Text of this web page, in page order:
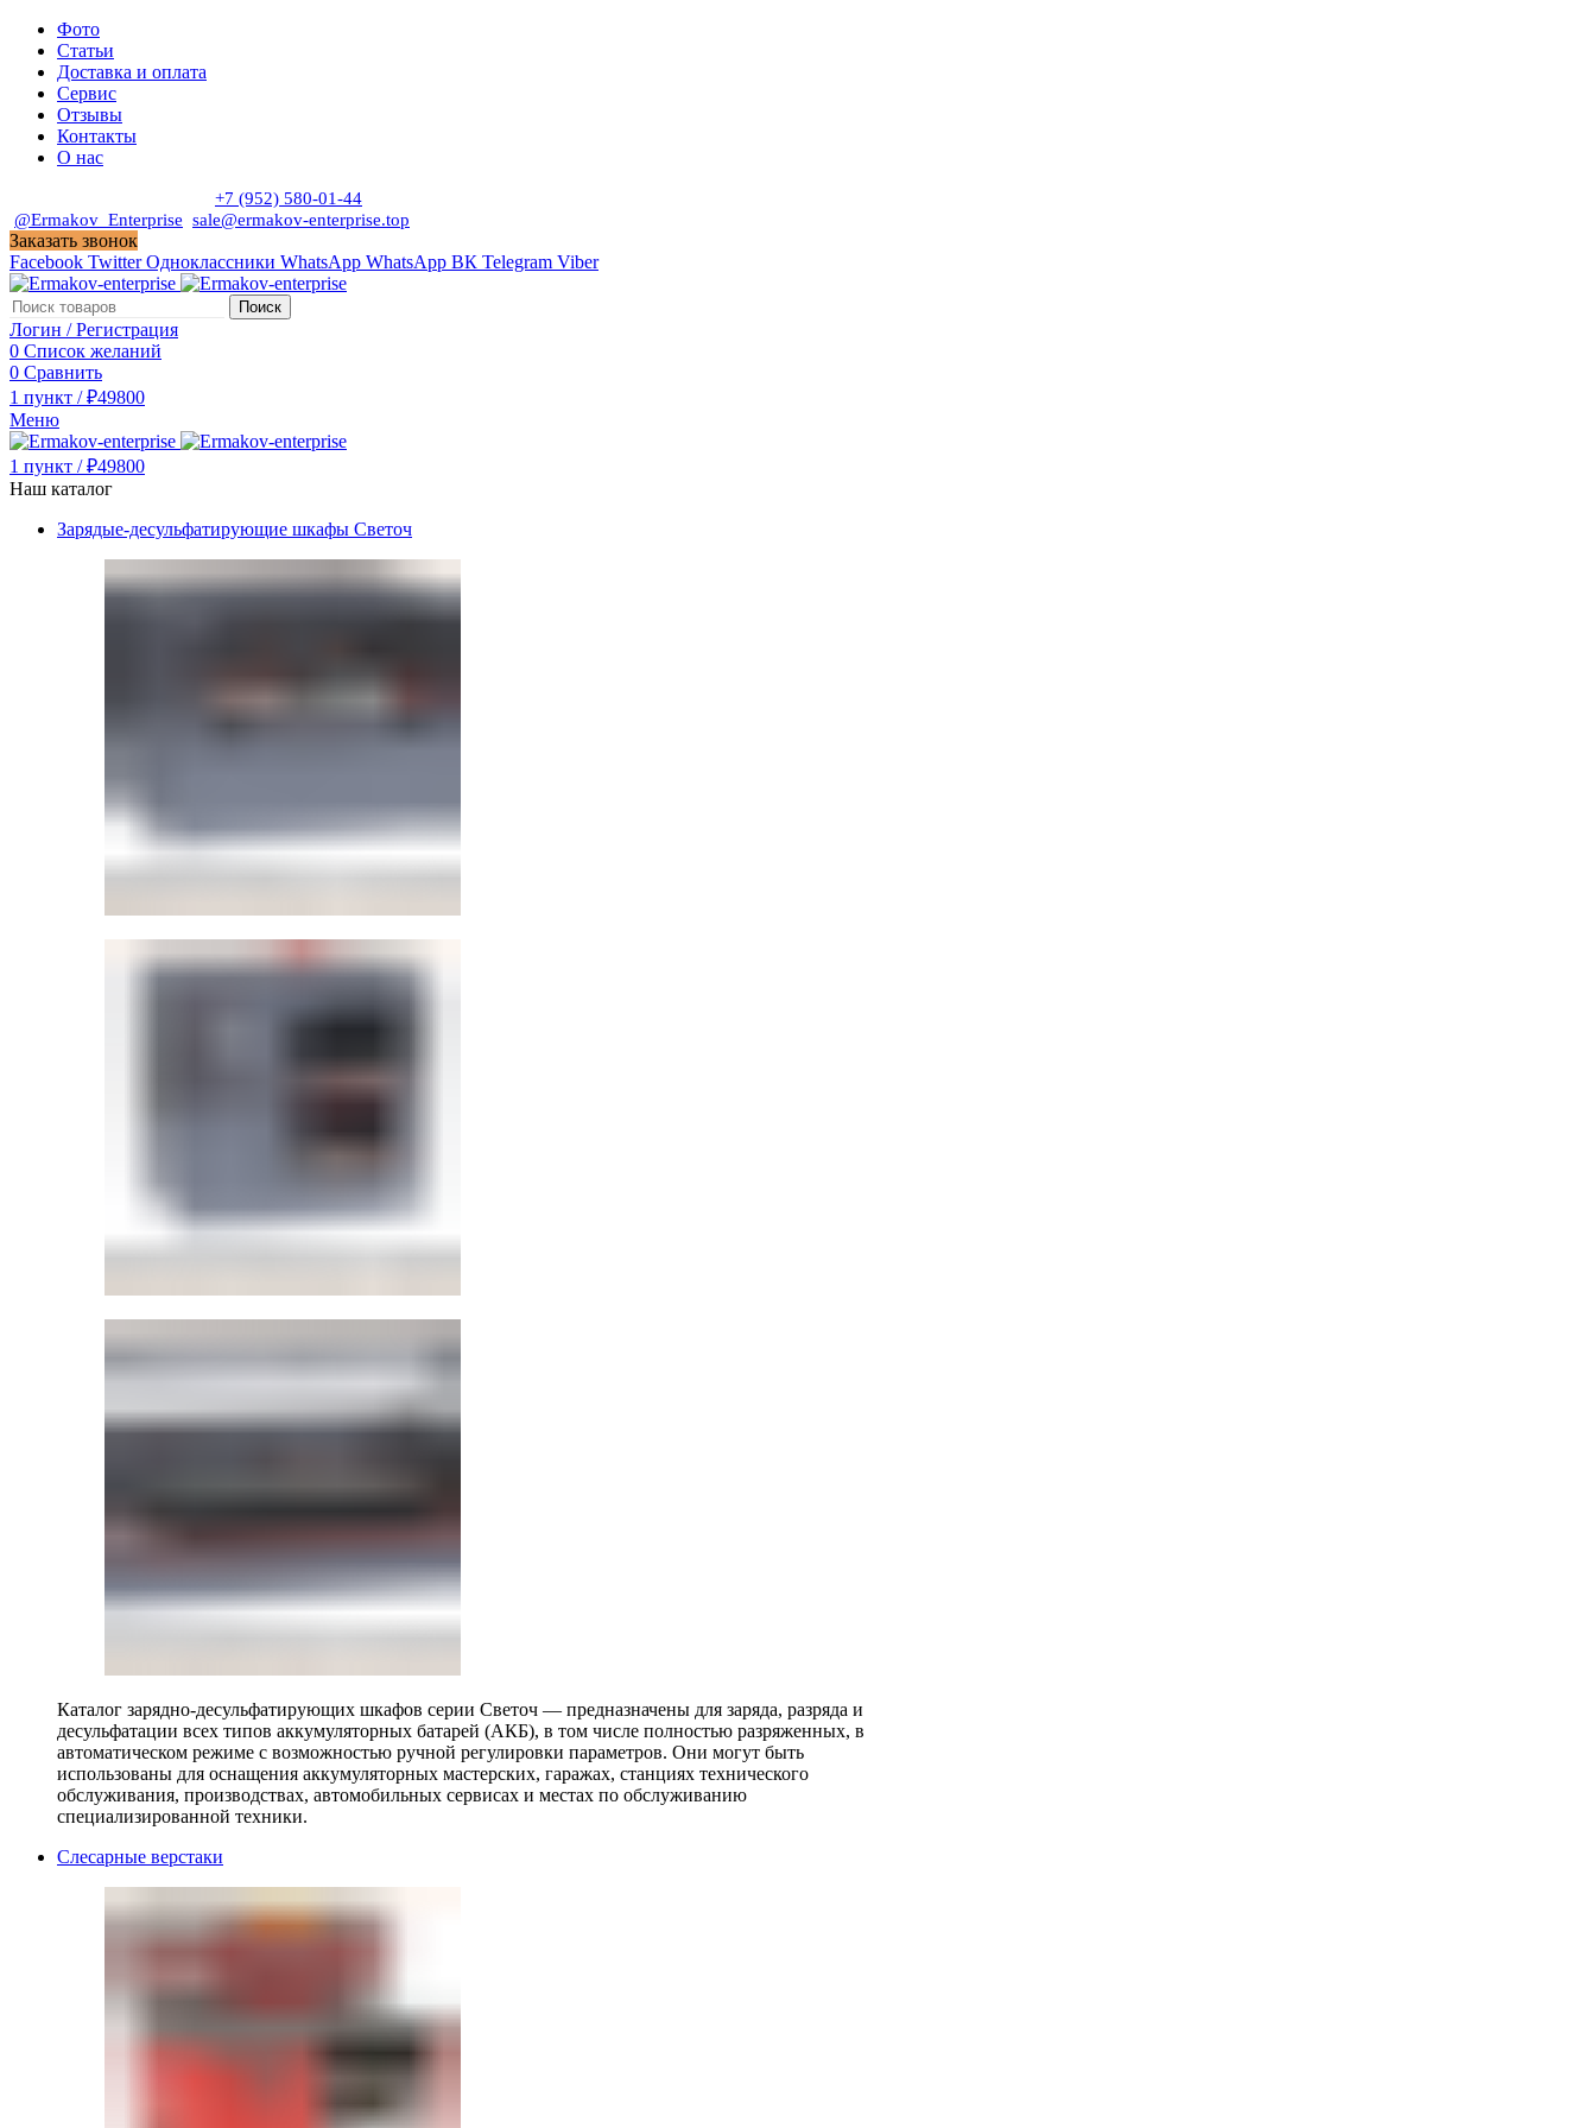
Фото
Статьи
Доставка и оплата
Сервис
Отзывы
Контакты
О нас
+7 (952) 580-01-44
@Ermakov_Enterprise sale@ermakov-enterprise.top
Заказать звонок
Facebook Twitter Одноклассники WhatsApp WhatsApp ВК Telegram Viber
Поиск
Логин / Регистрация
0 Список желаний
0 Сравнить
1 пункт / ₽49800
Меню
1 пункт / ₽49800
Наш каталог
Зарядые-десульфатирующие шкафы Светоч
Каталог зарядно-десульфатирующих шкафов серии Светоч — предназначены для заряда, разряда и
десульфатации всех типов аккумуляторных батарей (АКБ), в том числе полностью разряженных, в
автоматическом режиме с возможностью ручной регулировки параметров. Они могут быть
использованы для оснащения аккумуляторных мастерских, гаражах, станциях технического
обслуживания, производствах, автомобильных сервисах и местах по обслуживанию
специализированной техники.
Слесарные верстаки